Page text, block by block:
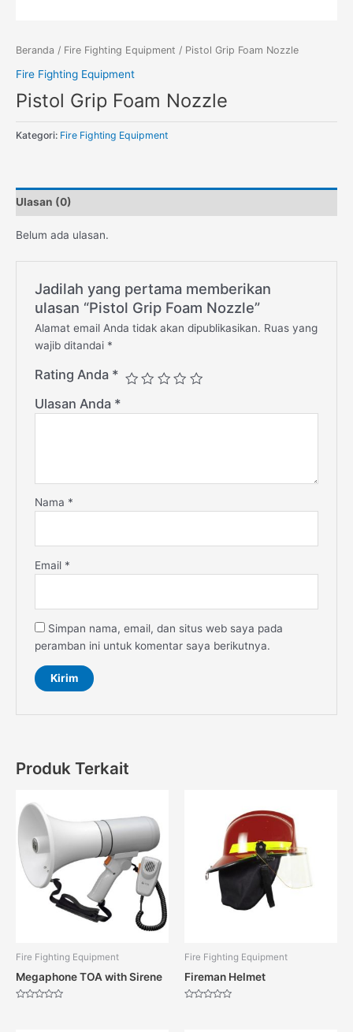
Beranda / Fire Fighting Equipment / Pistol Grip Foam Nozzle
Fire Fighting Equipment
Pistol Grip Foam Nozzle
Kategori: Fire Fighting Equipment
Ulasan (0)
Belum ada ulasan.
Jadilah yang pertama memberikan
ulasan “Pistol Grip Foam Nozzle”
Alamat email Anda tidak akan dipublikasikan. Ruas yang
wajib ditandai *
Rating Anda *
Ulasan Anda *
Nama *
Email *
Simpan nama, email, dan situs web saya pada
peramban ini untuk komentar saya berikutnya.
Produk Terkait
Fire Fighting Equipment
Megaphone TOA with Sirene
Fire Fighting Equipment
Fireman Helmet